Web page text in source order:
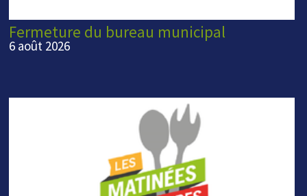
Fermeture du bureau municipal
6 août 2026